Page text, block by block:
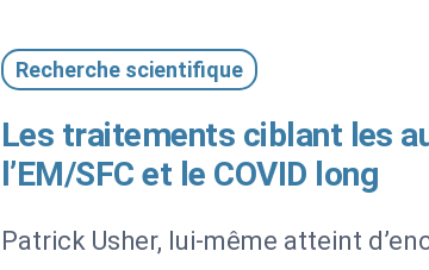
Recherche scientifique
Les traitements ciblant les
l’EM/SFC et le COVID long
Patrick Usher, lui-même atteint